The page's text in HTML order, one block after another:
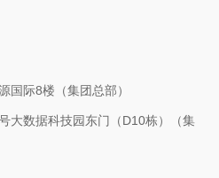
国际8楼（集团总部）
大数据科技园东门（D10栋）（集